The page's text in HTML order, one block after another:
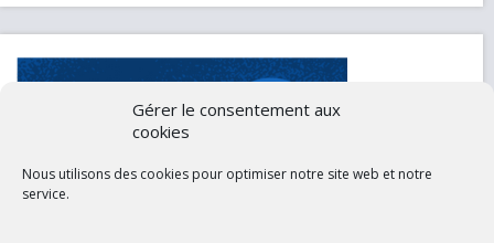
Gérer le consentement aux
cookies
Nous utilisons des cookies pour optimiser notre site web et notre
service.